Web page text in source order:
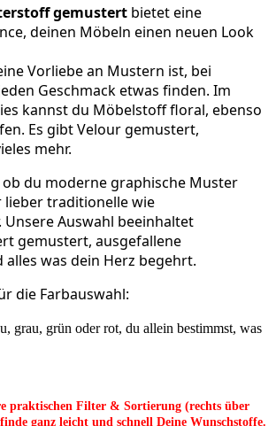
gemustert bieteteine
deinen Möbeln einen neuen Look
Vorliebe an Mustern ist, bei
Geschmack etwas finden. Im
kannst du Möbelstoff floral, ebenso
Es gibt Velour gemustert,
mehr.
du moderne graphische Muster
lieber traditionelle wie
Unsere Auswahl beeinhaltet
gemustert, ausgefallene
was dein Herz begehrt.
die Farbauswahl:
grau, grün oder rot, du allein bestimmst, was
praktischen Filter & Sortierung (rechts über
ganz leicht und schnell Deine Wunschstoffe.